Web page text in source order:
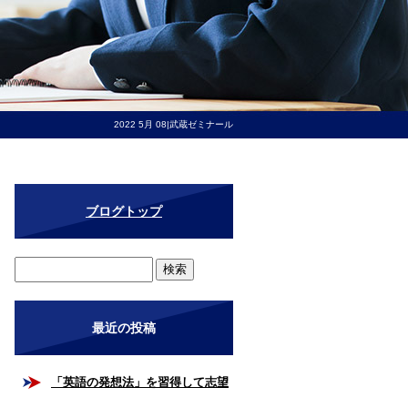
2022 5月 08|武蔵ゼミナール
ブログトップ
最近の投稿
「英語の発想法」を習得して志望